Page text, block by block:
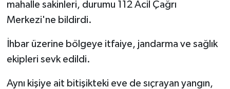
mahalle sakinleri, durumu 112 Acil Çağrı
Merkezi'ne bildirdi.
İhbar üzerine bölgeye itfaiye, jandarma ve sağlık
ekipleri sevk edildi.
Aynı kişiye ait bitişikteki eve de sıçrayan yangın,